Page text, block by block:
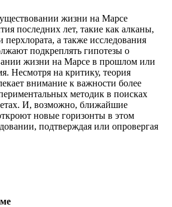
жизни на Марсе
последних лет, такие как алканы,
перхлората, а также исследования
подкреплять гипотезы о
жизни на Марсе в прошлом или
Несмотря на критику, теория
внимание к важности более
методик в поисках
И, возможно, ближайшие
новые горизонты в этом
подтверждая или опровергая